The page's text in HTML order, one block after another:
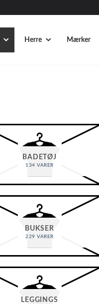
Herre Mærker
BADETØJ
134 VARER
BUKSER
229 VARER
LEGGINGS